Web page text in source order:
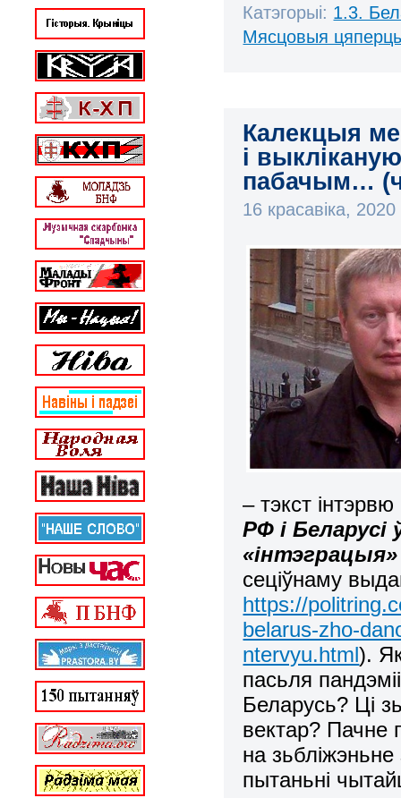
Катэгорыі: 1.3.
Мясцовыя
Калекцыя
і
пабачым…
16 красавіка, 2020
– тэкст
РФ і
сеціўнаму
https://
belarus-zho-
ntervyu.html).
пасьля
Беларусь? Ці
вектар? Пачне
на
пытаньні